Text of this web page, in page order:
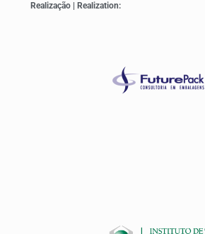
Realização | Realization: